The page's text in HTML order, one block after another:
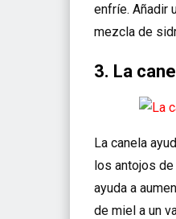
enfríe. Añadir
mezcla de
3. La
La canela
los antojos
ayuda a
de miel a un